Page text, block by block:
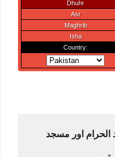
اور مسجد